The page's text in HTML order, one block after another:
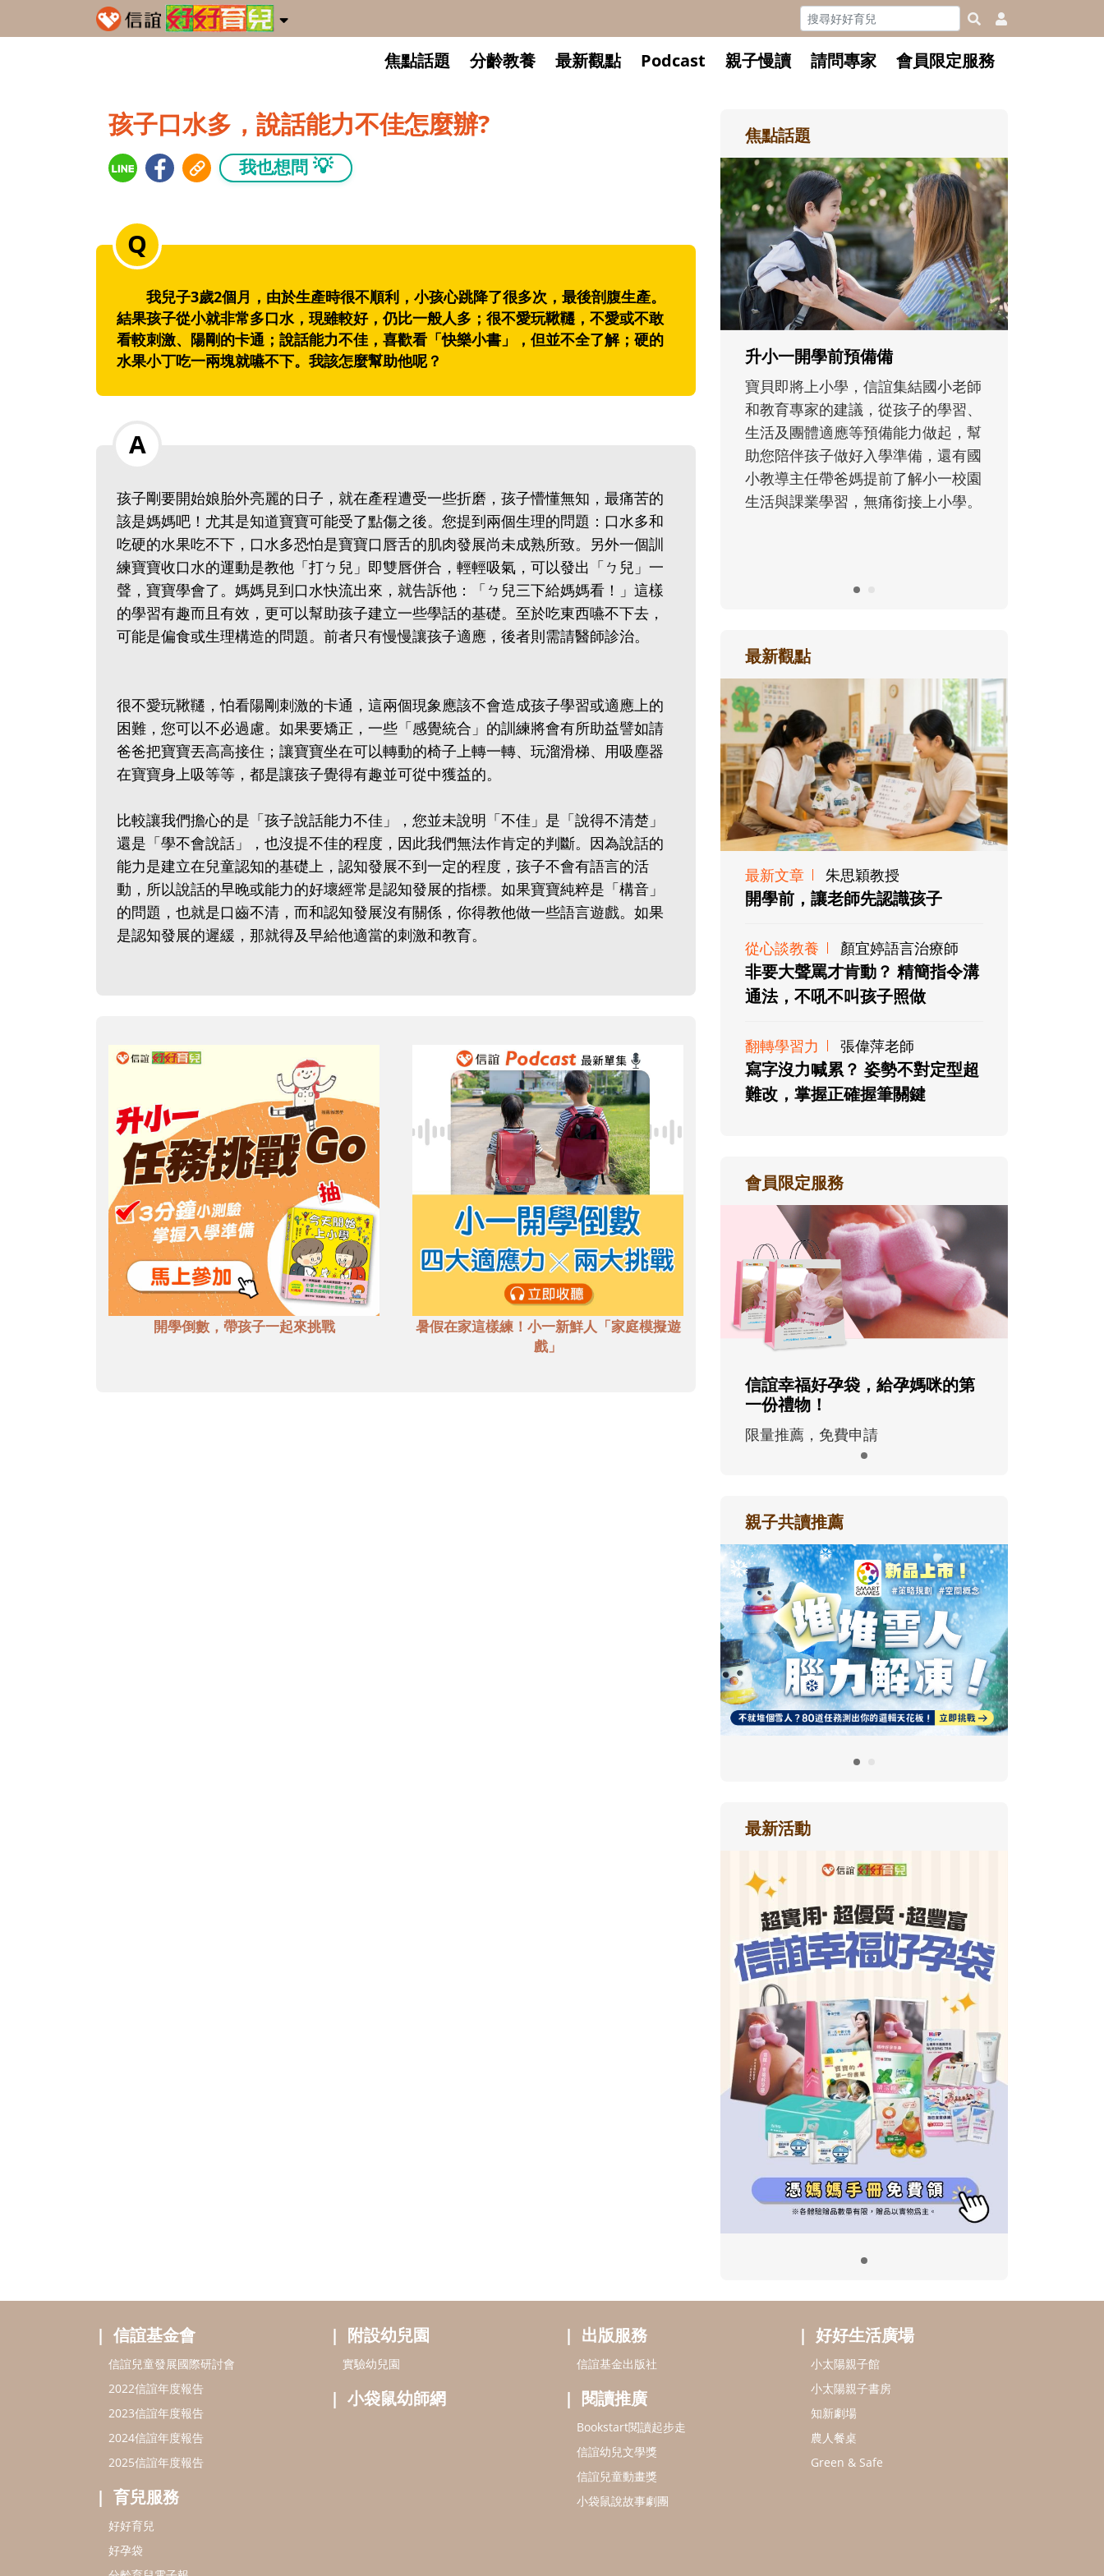
焦點話題 分齡教養 最新觀點 Podcast 親子慢讀 請問專家 會員限定服務
孩子口水多，說話能力不佳怎麼辦?
我也想問 💡
我兒子3歲2個月，由於生產時很不順利，小孩心跳降了很多次，最後剖腹生產。
結果孩子從小就非常多口水，現雖較好，仍比一般人多；很不愛玩鞦韆，不愛或不敢
看較刺激、陽剛的卡通；說話能力不佳，喜歡看「快樂小書」，但並不全了解；硬的
水果小丁吃一兩塊就嚥不下。我該怎麼幫助他呢？
孩子剛要開始娘胎外亮麗的日子，就在產程遭受一些折磨，孩子懵懂無知，最痛苦的
該是媽媽吧！尤其是知道寶寶可能受了點傷之後。您提到兩個生理的問題：口水多和
吃硬的水果吃不下，口水多恐怕是寶寶口唇舌的肌肉發展尚未成熟所致。另外一個訓
練寶寶收口水的運動是教他「打ㄅ兒」即雙唇併合，輕輕吸氣，可以發出「ㄅ兒」一
聲，寶寶學會了。媽媽見到口水快流出來，就告訴他：「ㄅ兒三下給媽媽看！」這樣
的學習有趣而且有效，更可以幫助孩子建立一些學話的基礎。至於吃東西嚥不下去，
可能是偏食或生理構造的問題。前者只有慢慢讓孩子適應，後者則需請醫師診治。
很不愛玩鞦韆，怕看陽剛刺激的卡通，這兩個現象應該不會造成孩子學習或適應上的
困難，您可以不必過慮。如果要矯正，一些「感覺統合」的訓練將會有所助益譬如請
爸爸把寶寶丟高高接住；讓寶寶坐在可以轉動的椅子上轉一轉、玩溜滑梯、用吸塵器
在寶寶身上吸等等，都是讓孩子覺得有趣並可從中獲益的。
比較讓我們擔心的是「孩子說話能力不佳」，您並未說明「不佳」是「說得不清楚」
還是「學不會說話」，也沒提不佳的程度，因此我們無法作肯定的判斷。因為說話的
能力是建立在兒童認知的基礎上，認知發展不到一定的程度，孩子不會有語言的活
動，所以說話的早晚或能力的好壞經常是認知發展的指標。如果寶寶純粹是「構音」
的問題，也就是口齒不清，而和認知發展沒有關係，你得教他做一些語言遊戲。如果
是認知發展的遲緩，那就得及早給他適當的刺激和教育。
開學倒數，帶孩子一起來挑戰
暑假在家這樣練！小一新鮮人「家庭模擬遊
戲」
焦點話題
寶貝即將上小學，信誼集結國小老師
生活與課業學習，無痛銜接上小學。
和孩子一起長大的那個男人│讀
懂父親的不同模樣
沒有人天生就擅長當爸爸！男人總是
在一次次「前所未有」的體驗中，跟
著孩子一起長大。從給予安全感的肢
體遊戲，到獨立自主、角色認同及解
決問題的能力養成。爸爸正嘗試用不
同的模樣，參與孩子每個重要的成長
歷程。
最新觀點
最新文章 朱思穎教授
開學前，讓老師先認識孩子
從心談教養 顏宜婷語言治療師
非要大聲罵才肯動？ 精簡指令溝
通法，不吼不叫孩子照做
翻轉學習力 張偉萍老師
寫字沒力喊累？ 姿勢不對定型超
難改，掌握正確握筆關鍵
會員限定服務
信誼幸福好孕袋，給孕媽咪的第
一份禮物！
限量推薦，免費申請
親子共讀推薦
最新活動
信誼基金會
信誼兒童發展國際研討會
2022信誼年度報告
2023信誼年度報告
2024信誼年度報告
2025信誼年度報告
育兒服務
好好育兒
好孕袋
附設幼兒園
實驗幼兒園
小袋鼠幼師網
出版服務
信誼基金出版社
閱讀推廣
Bookstart閱讀起步走
信誼幼兒文學獎
信誼兒童動畫獎
小袋鼠說故事劇團
好好生活廣場
小太陽親子館
小太陽親子書房
知新劇場
農人餐桌
Green & Safe